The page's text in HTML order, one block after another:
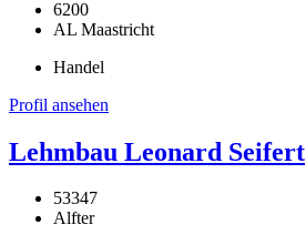
6200
AL Maastricht
Handel
Profil ansehen
Lehmbau Leonard Seifert
53347
Alfter